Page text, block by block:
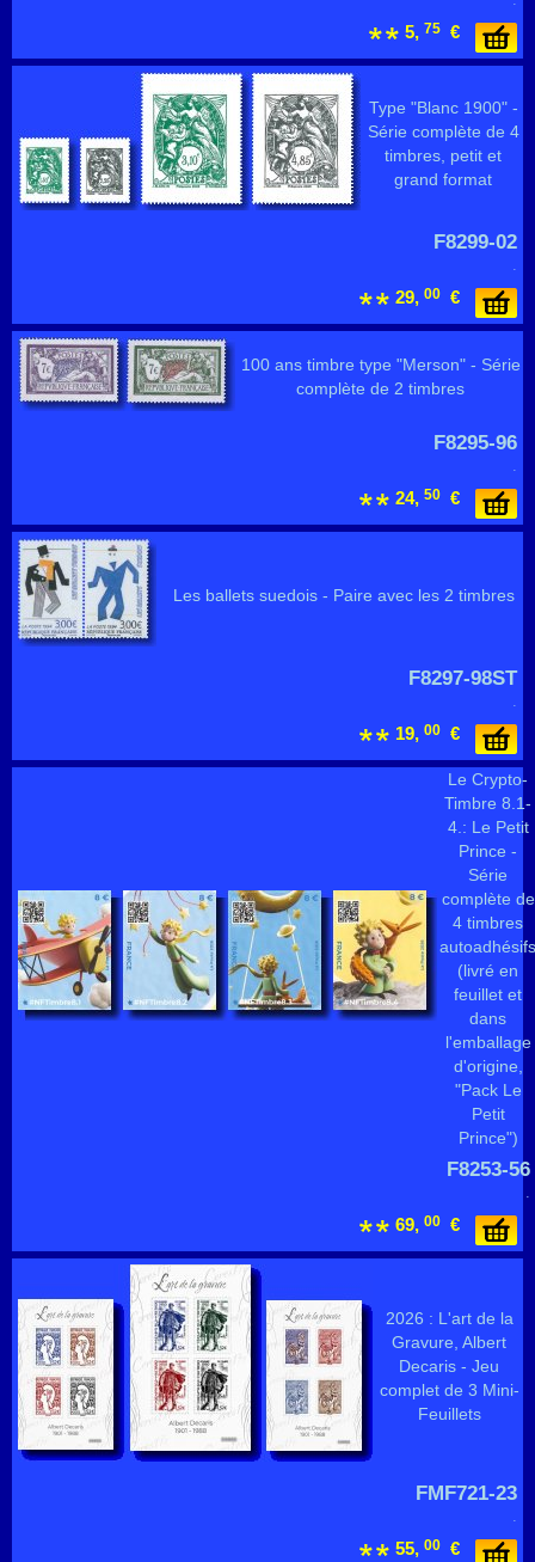
5, 75 €
Type "Blanc 1900" -
Série complète de 4
timbres, petit et
grand format
F8299-02
.
29, 00 €
100 ans timbre type "Merson" - Série
complète de 2 timbres
F8295-96
.
24, 50 €
Les ballets suedois - Paire avec les 2 timbres
F8297-98ST
.
19, 00 €
Le Crypto-
Timbre 8.1-
4.: Le Petit
Prince -
Série
complète de
4 timbres
autoadhésifs
(livré en
feuillet et
dans
l'emballage
d'origine,
"Pack Le
Petit
Prince")
F8253-56
.
69, 00 €
2026 : L'art de la
Gravure, Albert
Decaris - Jeu
complet de 3 Mini-
Feuillets
FMF721-23
.
55, 00 €